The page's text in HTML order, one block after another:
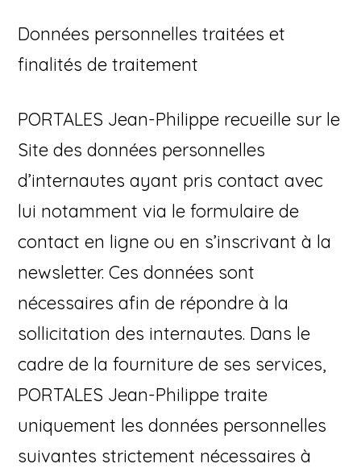
Données personnelles traitées et
finalités de traitement
PORTALES Jean-Philippe recueille sur le
Site des données personnelles
d’internautes ayant pris contact avec
lui notamment via le formulaire de
contact en ligne ou en s’inscrivant à la
newsletter. Ces données sont
nécessaires afin de répondre à la
sollicitation des internautes. Dans le
cadre de la fourniture de ses services,
PORTALES Jean-Philippe traite
uniquement les données personnelles
suivantes strictement nécessaires à